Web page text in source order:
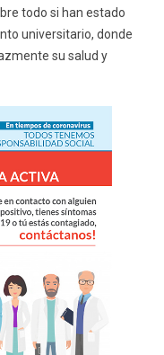
todo si han estado
universitario, donde
su salud y